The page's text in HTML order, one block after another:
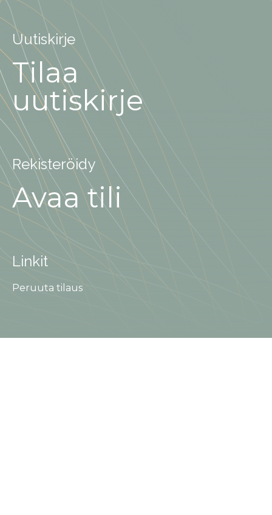
Uutiskirje
Tilaa
uutiskirje
Rekisteröidy
Avaa tili
Linkit
Peruuta tilaus